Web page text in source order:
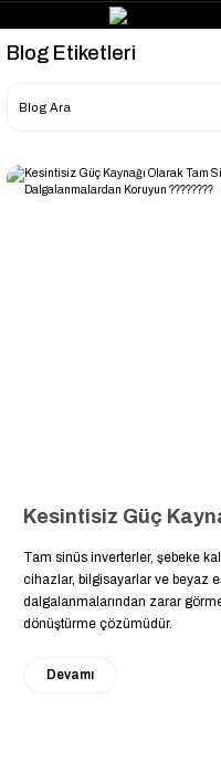
Blog Etiketleri
Tam sinüs inverterler, şebeke
cihazlar, bilgisayarlar ve beyaz
dalgalanmalarından zarar
dönüştürme çözümüdür.
Devamı